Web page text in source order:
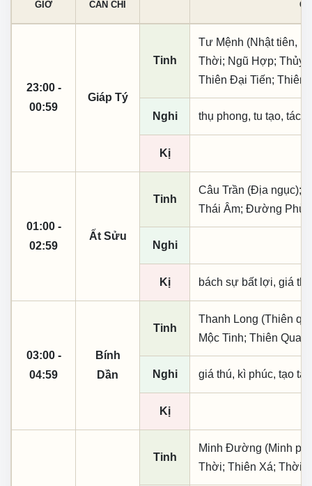
GIỜ CAN CHI
23:00 -
00:59
Giáp Tý
Tinh
Tư Mệnh (Nhật tiên,
Thời; Ngũ Hợp; Thủy
Thiên Đại Tiến; Thiên
Nghi thụ phong, tu tạo, tác
Kị
01:00 -
02:59
Ất Sửu
Tinh
Câu Trần (Địa ngục);
Thái Âm; Đường Phù;
Nghi
Kị bách sự bất lợi, giá
03:00 -
04:59
Bính
Dần
Tinh
Thanh Long (Thiên
Mộc Tinh; Thiên
Nghi giá thú, kì phúc, tạo
Kị
Tinh
Minh Đường (Minh
Thời; Thiên Xá; Thời